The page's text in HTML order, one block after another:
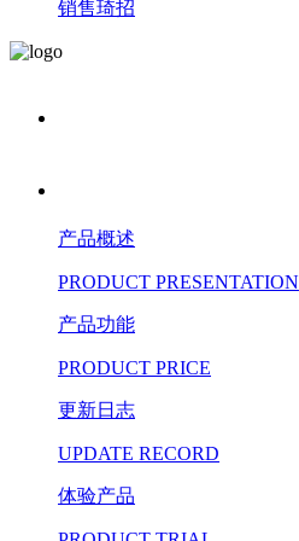
销售琦招
产品概述
PRODUCT PRESENTATION
产品功能
PRODUCT PRICE
更新日志
UPDATE RECORD
体验产品